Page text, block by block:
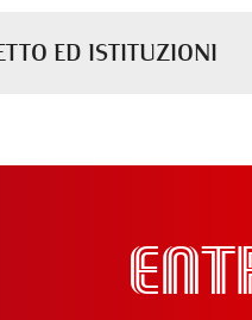
ED ISTITUZIONI